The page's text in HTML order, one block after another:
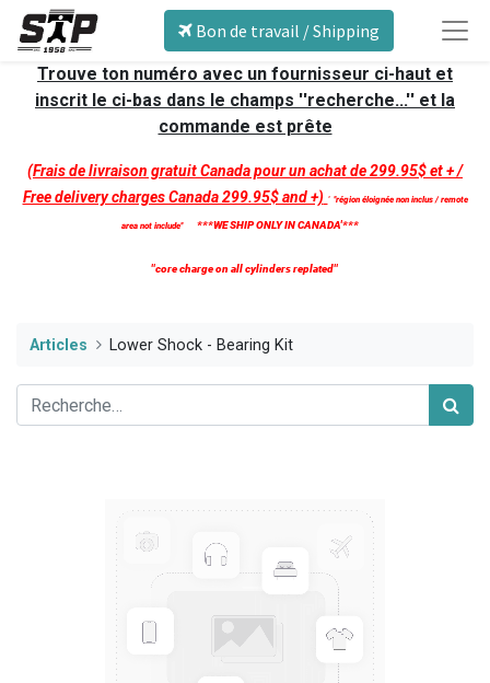
Bon de travail / Shipping
Trouve ton numéro avec un fournisseur ci-haut et
inscrit le ci-bas dans le champs ''recherche...'' et la
commande est prête
(Frais de livraison gratuit Canada pour un achat de 299.95$ et + /
Free delivery charges Canada 299.95$ and +) ' ''région éloignée non inclus / remote
area not include'' ***WE SHIP ONLY IN CANADA'***
''core charge on all cylinders replated''
Articles Lower Shock - Bearing Kit